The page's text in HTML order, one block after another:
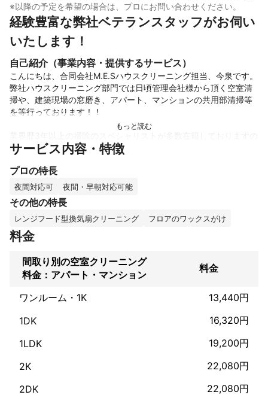
※以降の予定を希望の場合は、プロにお問い合わせください。
経験豊富な弊社ベテランスタッフがお伺い
いたします！
自己紹介（事業内容・提供するサービス）
こんにちは、合同会社M.E.Sハウスクリーニング担当、今泉です。
弊社ハウスクリーニング部門では日頃管理会社様から頂く空室清
掃や、建築現場の窓磨き、アパート、マンションの共用部清掃等
を等行っております！！
で弊社スタッフ誠心誠意ご対応いたします！！
又、その他お困りごとも弊社にて解決できることがありましたら
これまでの実績
単身、世帯引越し年間80件以上！！
事務所移転年間10以上！！
家具組み立て年間50以上！！
冬期間除雪（排雪は不可）
アピールポイント
弊社合同会社M.E.Sの意味通り
多くの 出会い 成功
ています!
サービス内容・特徴
プロの特長
夜間対応可 夜間・早朝対応可能
その他の特長
レンジフード型換気扇クリーニング フロアのワックスがけ
料金
間取り別の空室クリーニング
料金：アパート・マンション
料金
ワンルーム・1K
13,440円
1DK
16,320円
1LDK
19,200円
2K
22,080円
2DK
22,080円